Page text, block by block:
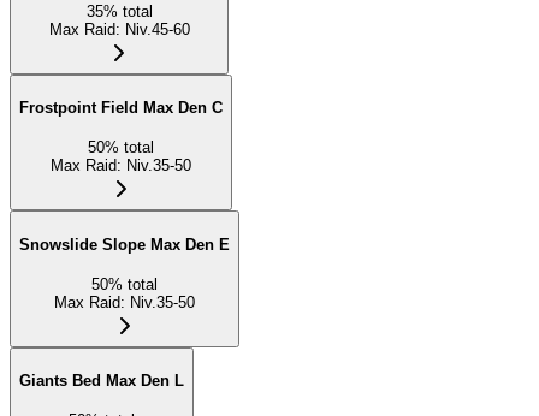
35% total
Max Raid: Niv.45-60
Frostpoint Field Max Den C
50% total
Max Raid: Niv.35-50
Snowslide Slope Max Den E
50% total
Max Raid: Niv.35-50
Giants Bed Max Den L